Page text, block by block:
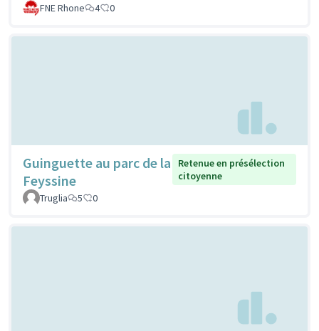
FNE Rhone
4 0
Guinguette au parc de la
Feyssine
Retenue en présélection
citoyenne
Truglia
5 0